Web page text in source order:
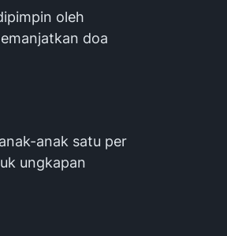
oleh
doa
anak satu per
ungkapan